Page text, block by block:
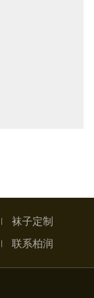
袜子定制
联系柏润